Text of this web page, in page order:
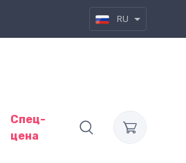
RU
Спец-
цена